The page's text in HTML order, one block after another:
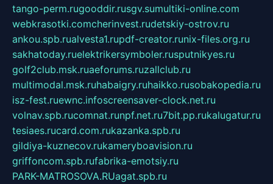
tango-perm.rugooddir.rusgv.sumultiki-online.com
webkrasotki.comcherinvest.rudetskiy-ostrov.ru
ankou.spb.rualvesta1.rupdf-creator.runix-files.org.ru
sakhatoday.ruelektrikersymboler.rusputnikyes.ru
golf2club.msk.ruaeforums.ruzallclub.ru
multimodal.msk.ruhabaigry.ruhaikko.rusobakopedia.ru
isz-fest.ruewnc.infoscreensaver-clock.net.ru
volnav.spb.rucomnat.runpf.net.ru7bit.pp.rukalugatur.ru
tesiaes.rucard.com.rukazanka.spb.ru
gildiya-kuznecov.rukameryboavision.ru
griffoncom.spb.rufabrika-emotsiy.ru
PARK-MATROSOVA.RUagat.spb.ru